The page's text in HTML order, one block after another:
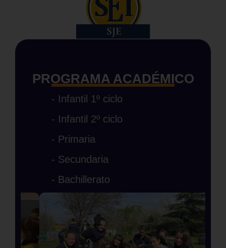
PROGRAMA ACADÉMICO
- Infantil 1º ciclo
- Infantil 2º ciclo
- Primaria
- Secundaria
- Bachillerato